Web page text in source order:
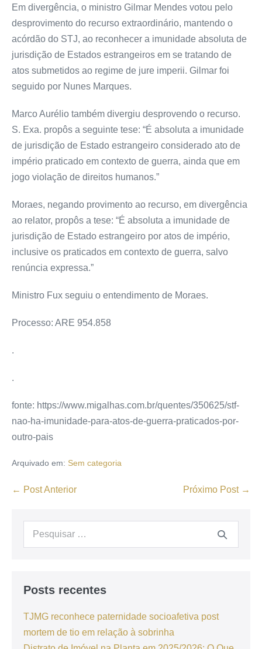
Em divergência, o ministro Gilmar Mendes votou pelo
desprovimento do recurso extraordinário, mantendo o
acórdão do STJ, ao reconhecer a imunidade absoluta de
jurisdição de Estados estrangeiros em se tratando de
atos submetidos ao regime de jure imperii. Gilmar foi
seguido por Nunes Marques.
Marco Aurélio também divergiu desprovendo o recurso.
S. Exa. propôs a seguinte tese: “É absoluta a imunidade
de jurisdição de Estado estrangeiro considerado ato de
império praticado em contexto de guerra, ainda que em
jogo violação de direitos humanos.”
Moraes, negando provimento ao recurso, em divergência
ao relator, propôs a tese: “É absoluta a imunidade de
jurisdição de Estado estrangeiro por atos de império,
inclusive os praticados em contexto de guerra, salvo
renúncia expressa.”
Ministro Fux seguiu o entendimento de Moraes.
Processo: ARE 954.858
.
.
fonte: https://www.migalhas.com.br/quentes/350625/stf-
nao-ha-imunidade-para-atos-de-guerra-praticados-por-
outro-pais
Arquivado em: Sem categoria
← Post Anterior Próximo Post →
Posts recentes
TJMG reconhece paternidade socioafetiva post
mortem de tio em relação à sobrinha